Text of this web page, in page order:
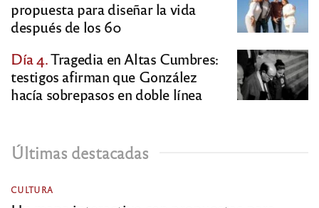
propuesta para diseñar la vida
después de los 60
Día 4.Tragedia en Altas Cumbres:
testigos afirman que González
hacía sobrepasos en doble línea
Últimas destacadas
CULTURA